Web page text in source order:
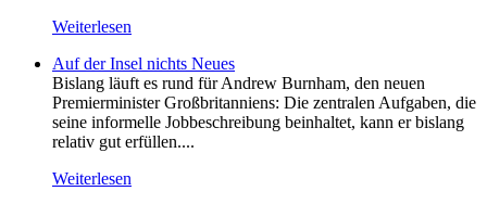
Weiterlesen
Auf der Insel nichts Neues
Bislang läuft es rund für Andrew Burnham, den neuen
Premierminister Großbritanniens: Die zentralen Aufgaben, die
seine informelle Jobbeschreibung beinhaltet, kann er bislang
relativ gut erfüllen....
Weiterlesen